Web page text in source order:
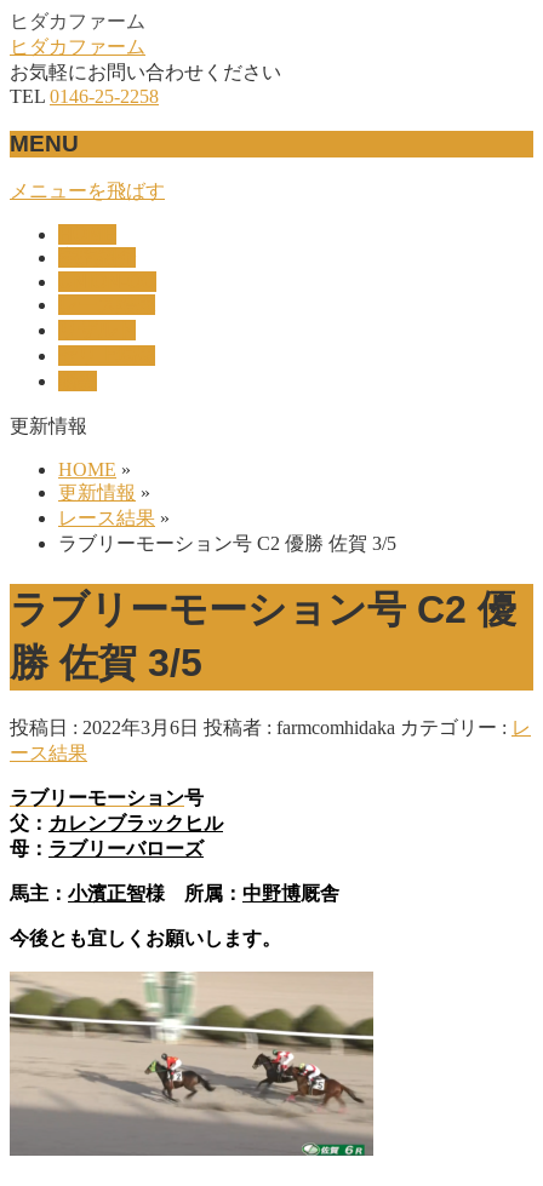
ヒダカファーム
ヒダカファーム
お気軽にお問い合わせください
TEL 0146-25-2258
MENU
メニューを飛ばす
更新情報
HOME »
更新情報 »
レース結果 »
ラブリーモーション号 C2 優勝 佐賀 3/5
ラブリーモーション号 C2 優
勝 佐賀 3/5
投稿日 : 2022年3月6日 投稿者 : farmcomhidaka カテゴリー : レ
ース結果
ラブリーモーション号
父： カレンブラックヒル
母： ラブリーバローズ
馬主： 小濱正智様 所属： 中野博厩舎
今後とも宜しくお願いします。